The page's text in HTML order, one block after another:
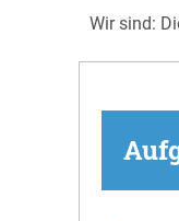
Wir sind: